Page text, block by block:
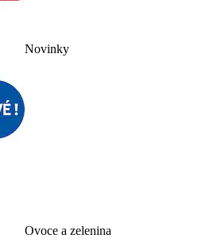
Novinky
Ovoce a zelenina